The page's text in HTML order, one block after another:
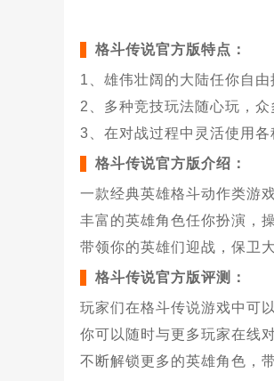
格斗传说官方版特点：
1、雄伟壮阔的大陆任你自
2、多种竞技玩法随心玩，
3、在对战过程中灵活使用各
格斗传说官方版介绍：
一款经典英雄格斗动作类游
丰富的英雄角色任你扮演，
带领你的英雄们迎战，保卫
格斗传说官方版评测：
玩家们在格斗传说游戏中可
你可以随时与更多玩家在线
不断解锁更多的英雄角色，